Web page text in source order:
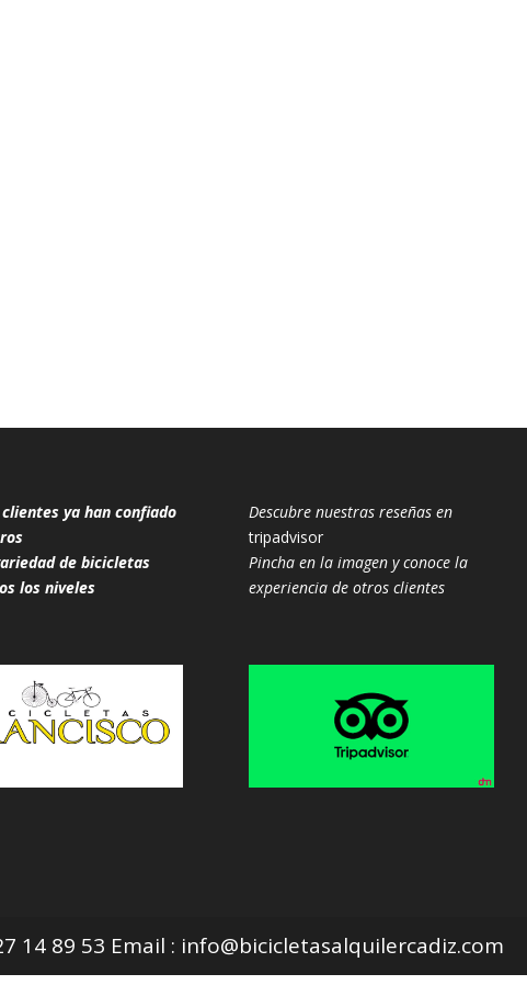
ya han confiado
de bicicletas
los niveles
Descubre nuestras reseñas en
tripadvisor
Pincha en la imagen y conoce la
experiencia de otros clientes
14 89 53 Email : info@bicicletasalquilercadiz.com